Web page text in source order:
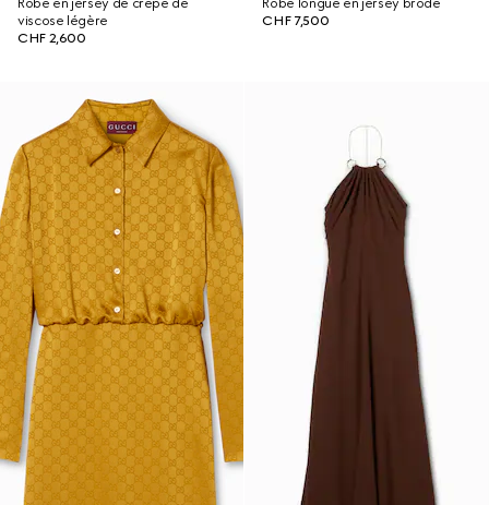
Robe en jersey de crêpe de
viscose légère
CHF 2,600
Robe longue en jersey brodé
CHF 7,500